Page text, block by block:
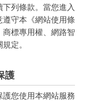
列條款。當您進入
守本《網站使用條
標專用權、網路智
定。
護
您使用本網站服務